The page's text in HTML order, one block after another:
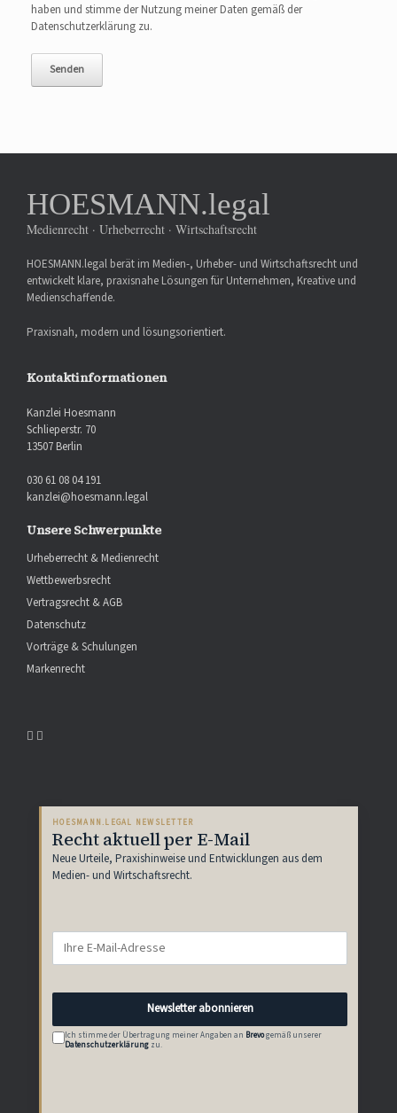
haben und stimme der Nutzung meiner Daten gemäß der
Datenschutzerklärung zu.
HOESMANN.legal
Medienrecht · Urheberrecht · Wirtschaftsrecht
HOESMANN.legal berät im Medien-, Urheber- und Wirtschaftsrecht und
entwickelt klare, praxisnahe Lösungen für Unternehmen, Kreative und
Medienschaffende.
Praxisnah, modern und lösungsorientiert.
Kontaktinformationen
Kanzlei Hoesmann
Schlieperstr. 70
13507 Berlin
030 61 08 04 191
kanzlei@hoesmann.legal
Unsere Schwerpunkte
Urheberrecht & Medienrecht
Wettbewerbsrecht
Vertragsrecht & AGB
Datenschutz
Vorträge & Schulungen
Markenrecht
HOESMANN.LEGAL NEWSLETTER
Recht aktuell per E-Mail
Neue Urteile, Praxishinweise und Entwicklungen aus dem
Medien- und Wirtschaftsrecht.
Newsletter abonnieren
Ich stimme der Übertragung meiner Angaben an Brevogemäß unserer
Datenschutzerklärung zu.